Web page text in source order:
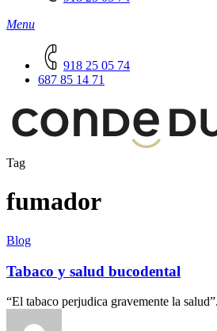
Menu
918 25 05 74
687 85 14 71
Tag
fumador
Blog
Tabaco y salud bucodental
“El tabaco perjudica gravemente la